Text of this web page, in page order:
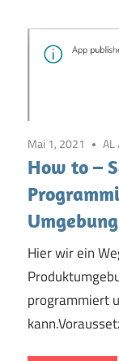
Mai 1, 2021 AL
How to –
Umgebung
Hier wir ein
programmiert